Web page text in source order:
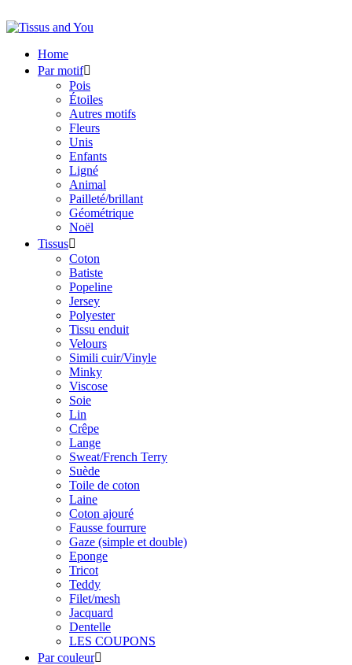
Home
Par motif
Pois
Étoiles
Autres motifs
Fleurs
Unis
Enfants
Ligné
Animal
Pailleté/brillant
Géométrique
Noël
Tissus
Coton
Batiste
Popeline
Jersey
Polyester
Tissu enduit
Velours
Simili cuir/Vinyle
Minky
Viscose
Soie
Lin
Crêpe
Lange
Sweat/French Terry
Suède
Toile de coton
Laine
Coton ajouré
Fausse fourrure
Gaze (simple et double)
Eponge
Tricot
Teddy
Filet/mesh
Jacquard
Dentelle
LES COUPONS
Par couleur